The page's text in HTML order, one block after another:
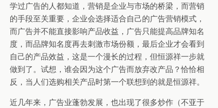
学过广告的人都知道，营销是企业与市场的桥梁，而营销
的手段至关重要，企业会选择适合自己的广告营销模式，
而广告并不能直接影响产品收益，广告只能提高品牌知名
度，而品牌知名度再去刺激市场份额，最后企业才会看到
自己的产品效益，这是一个漫长的过程，但恒源祥一步就
做到了。试想，谁会因为这个广告而放弃改产品？恰恰相
反，当人们选购相关产品时第一个联想到的就是恒源祥。
近几年来，广告业蓬勃发展，也出现了很多炒作（不亚于